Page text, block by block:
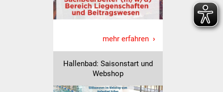
Senioren
Ältere
Seniorenwohn- und
mehr erfahren
Hallenbad: Saisonstart und
Webshop